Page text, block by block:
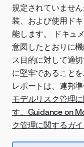
規定されていませ
装、および使用ド
能します。 ドキュ
意図したとおりに
ス目的に対して適
に堅牢であること
レポートは、連邦
モデルリスク管理
す。Guidance on
ク管理に関するガ